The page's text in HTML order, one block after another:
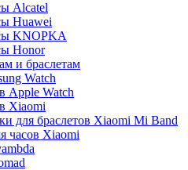
Alcatel
Huawei
KNOPKA
Honor
и браслетам
Watch
Apple Watch
Xiaomi
для браслетов Xiaomi Mi Band
часов Xiaomi